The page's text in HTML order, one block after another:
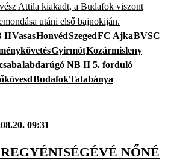
Attila kiakadt, a Budafok viszont
utáni első bajnokiján.
IIVasasHonvédSzegedFC AjkaBVSC
GyirmótKozármisleny
labdarúgó NB II 5. forduló
BudafokTatabánya
09:31
NŐNÉ